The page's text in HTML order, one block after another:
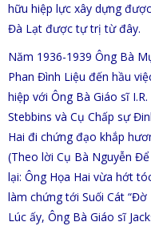
hữu hiệp lực xây dựng
Đà Lạt được tự trị từ đây.
Năm 1936-1939 Ông Bà
Phan Đình Liệu đến hầu
hiệp với Ông Bà Giáo sĩ I.R.
Stebbins và Cụ Chấp sự
Hai đi chứng đạo khắp
(Theo lời Cụ Bà Nguyễn
lại: Ông Họa Hai vừa hớt
làm chứng tới Suối Cát “Đờ
Lúc ấy, Ông Bà Giáo sĩ